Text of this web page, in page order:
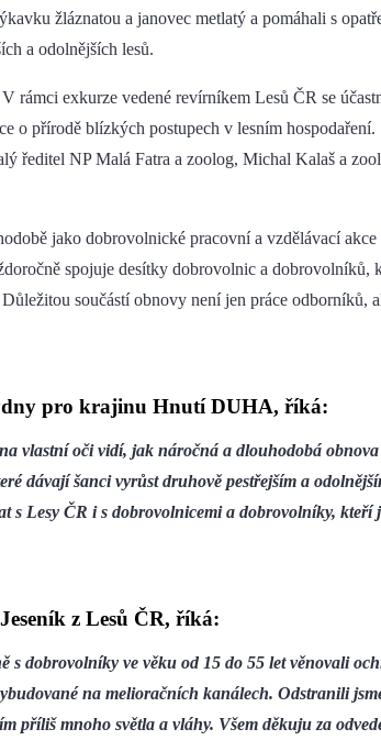
žláznatou a janovec metlatý a pomáhali s
a odolnějších lesů.
rámci exkurze vedené revírníkem Lesů ČR se
o přírodě blízkých postupech v lesním
ředitel NP Malá Fatra a zoolog, Michal Kalaš a
jako dobrovolnické pracovní a vzdělávací akce
spojuje desítky dobrovolnic a dobrovolníků,
součástí obnovy není jen práce odborníků,
pro krajinu Hnutí DUHA, říká:
vlastní oči vidí, jak náročná a dlouhodobá obnova
dávají šanci vyrůst druhově pestřejším a
s Lesy ČR i s dobrovolnicemi a dobrovolníky, kteří
z Lesů ČR, říká:
s dobrovolníky ve věku od 15 do 55 let věnovali
na melioračních kanálech. Odstranili
příliš mnoho světla a vláhy. Všem děkuju za